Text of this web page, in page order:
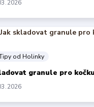
2026
2026
od Holinky
granule pro